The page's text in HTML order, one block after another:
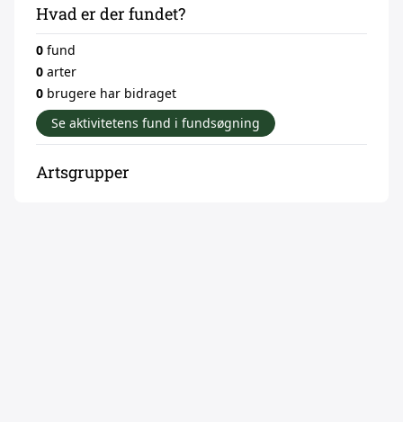
Hvad er der fundet?
0 fund
0 arter
0 brugere har bidraget
Se aktivitetens fund i fundsøgning
Artsgrupper